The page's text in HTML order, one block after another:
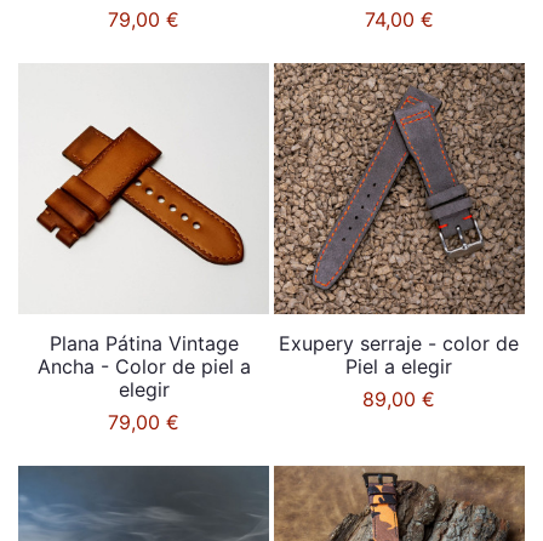
79,00 €
74,00 €
Plana Pátina Vintage
Ancha - Color de piel a
elegir
79,00 €
Exupery serraje - color de
Piel a elegir
89,00 €